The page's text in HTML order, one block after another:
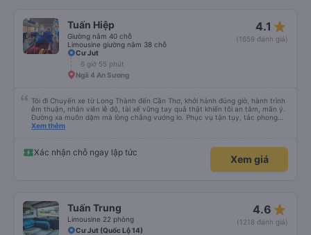
Tuấn Hiệp
Giường nằm 40 chỗ
Limousine giường nằm 38 chỗ
4.1 star_rate
(1659 đánh giá)
Cư Jut
6 giờ 55 phút
Ngã 4 An Sương
Tôi đi Chuyến xe từ Long Thành đến Cần Thơ, khởi hành đúng giờ, hành trình
êm thuận, nhân viên lễ độ, tài xế vững tay quả thật khiến tôi an tâm, mãn ý.
Đường xa muôn dặm mà lòng chẳng vướng lo. Phục vụ tận tụy, tác phong
nghiêm cẩn, hiếm thấy giữa thời buổi kim tiền vội vã. Xã hội loạn đạo. Xin gửi
Xem thêm
Xác nhận chỗ ngay lập tức
Xem giá
Tuấn Trung
Limousine 22 phòng
4.6 star_rate
(1218 đánh giá)
Cư Jut (Quốc Lộ 14)